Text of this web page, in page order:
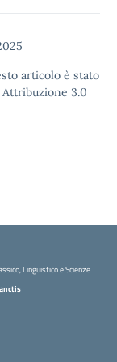
articolo è stato
3.0
Linguistico e Scienze